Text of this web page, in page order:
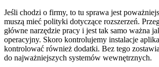
Jeśli chodzi o firmy, to tu sprawa jest
muszą mieć polityki dotyczące rozszerzeń.
główne narzędzie pracy i jest tak samo ważna
operacyjny. Skoro kontrolujemy instalacje
kontrolować również dodatki. Bez tego
do najważniejszych systemów wewnętrznych.